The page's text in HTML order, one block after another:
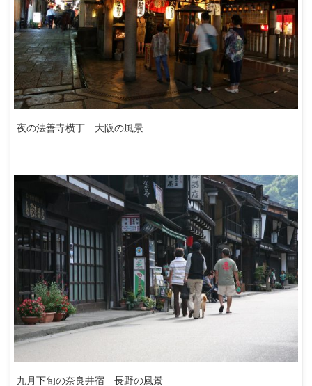
夜の法善寺横丁 大阪の風景
九月下旬の奈良井宿 長野の風景